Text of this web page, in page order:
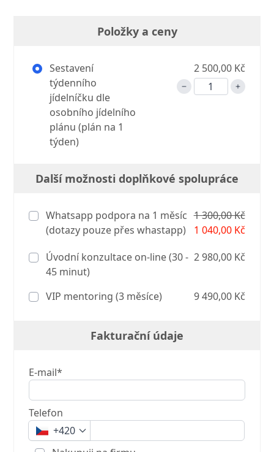
Položky a ceny
Sestavení
týdenního
jídelníčku dle
osobního jídelního
plánu (plán na 1
týden)
2 500,00 Kč
Další možnosti doplňkové spolupráce
Whatsapp podpora na 1 měsíc
(dotazy pouze přes whastapp)
1 300,00 Kč
1 040,00 Kč
Úvodní konzultace on-line (30 -
45 minut)
2 980,00 Kč
VIP mentoring (3 měsíce) 9 490,00 Kč
Fakturační údaje
E-mail*
Telefon
+420